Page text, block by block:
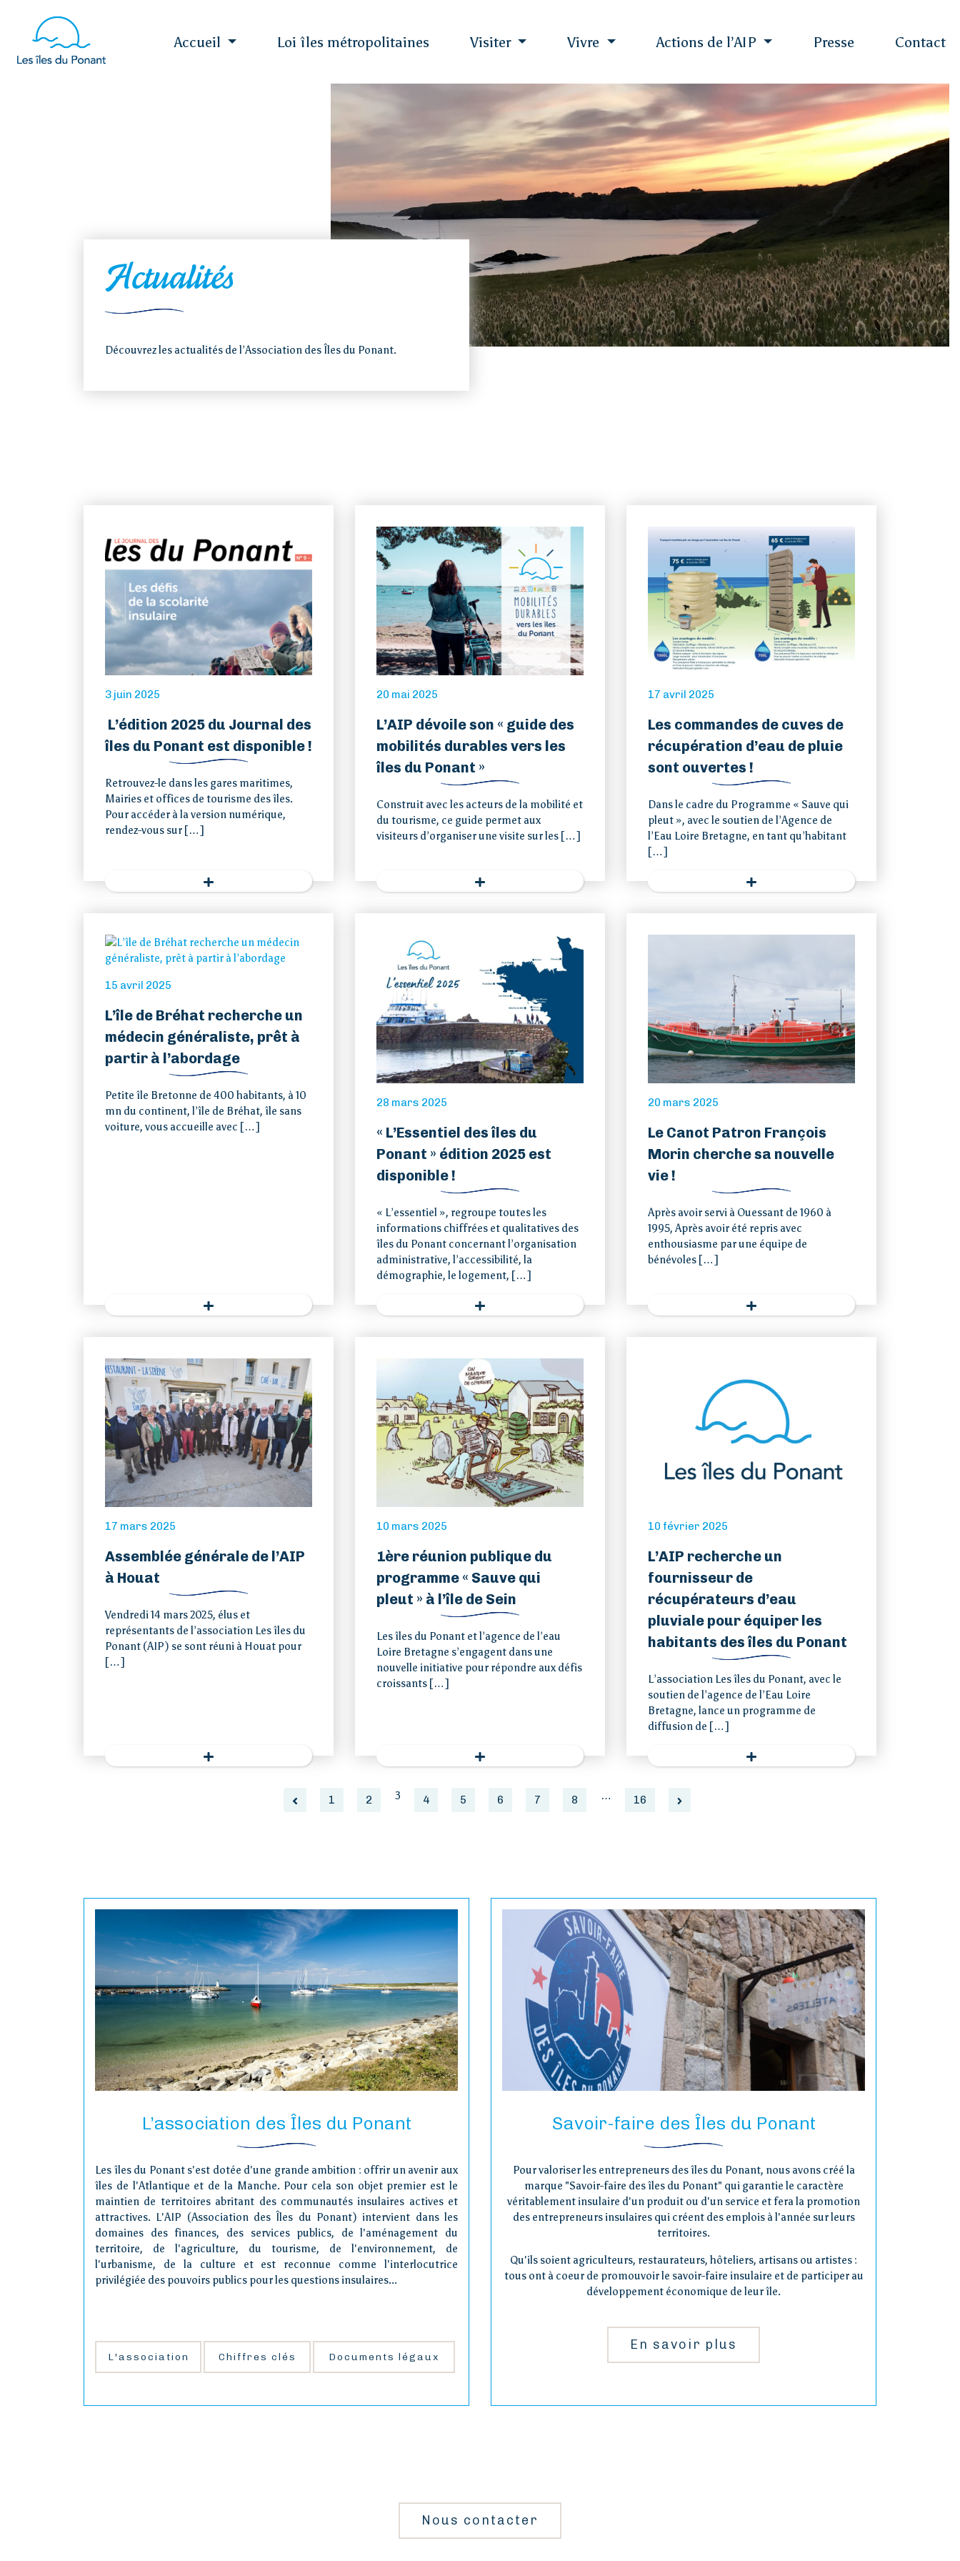
métropolitaines
Accueil Loi îles métropolitaines Visiter Vivre Actions de l’AIP Presse Contact
Actualités
Découvrez les actualités de l’Association des Îles du Ponant.
3 juin 2025
L’édition 2025 du Journal des
îles du Ponant est disponible !
Retrouvez-le dans les gares maritimes,
Mairies et offices de tourisme des îles.
Pour accéder à la version numérique,
rendez-vous sur […]
20 mai 2025
L’AIP dévoile son « guide des
mobilités durables vers les
îles du Ponant »
Construit avec les acteurs de la mobilité et
du tourisme, ce guide permet aux
visiteurs d’organiser une visite sur les […]
17 avril 2025
Les commandes de cuves de
récupération d’eau de pluie
sont ouvertes !
Dans le cadre du Programme « Sauve qui
pleut », avec le soutien de l’Agence de
l’Eau Loire Bretagne, en tant qu’habitant
[…]
15 avril 2025
L’île de Bréhat recherche un
médecin généraliste, prêt à
partir à l’abordage
Petite île Bretonne de 400 habitants, à 10
mn du continent, l’île de Bréhat, île sans
voiture, vous accueille avec […]
28 mars 2025
« L’Essentiel des îles du
Ponant » édition 2025 est
disponible !
« L’essentiel », regroupe toutes les
informations chiffrées et qualitatives des
îles du Ponant concernant l’organisation
administrative, l’accessibilité, la
démographie, le logement, […]
20 mars 2025
Le Canot Patron François
Morin cherche sa nouvelle
vie !
Après avoir servi à Ouessant de 1960 à
1995, Après avoir été repris avec
enthousiasme par une équipe de
bénévoles […]
17 mars 2025
Assemblée générale de l’AIP
à Houat
Vendredi 14 mars 2025, élus et
représentants de l’association Les îles du
Ponant (AIP) se sont réuni à Houat pour
[…]
10 mars 2025
1ère réunion publique du
programme « Sauve qui
pleut » à l’île de Sein
Les îles du Ponant et l’agence de l’eau
Loire Bretagne s’engagent dans une
nouvelle initiative pour répondre aux défis
croissants […]
10 février 2025
L’AIP recherche un
fournisseur de
récupérateurs d’eau
pluviale pour équiper les
habitants des îles du Ponant
L’association Les îles du Ponant, avec le
soutien de l’agence de l’Eau Loire
Bretagne, lance un programme de
diffusion de […]
1 2 3 4 5 6 7 8 … 16
L’association des Îles du Ponant
Les îles du Ponant s'est dotée d'une grande ambition : offrir un avenir aux
îles de l'Atlantique et de la Manche. Pour cela son objet premier est le
maintien de territoires abritant des communautés insulaires actives et
attractives. L'AIP (Association des Îles du Ponant) intervient dans les
domaines des finances, des services publics, de l'aménagement du
territoire, de l'agriculture, du tourisme, de l'environnement, de
l'urbanisme, de la culture et est reconnue comme l'interlocutrice
privilégiée des pouvoirs publics pour les questions insulaires...
L'association Chiffres clés Documents légaux
Savoir-faire des Îles du Ponant
Pour valoriser les entrepreneurs des îles du Ponant, nous avons créé la
marque "Savoir-faire des îles du Ponant" qui garantie le caractère
véritablement insulaire d'un produit ou d'un service et fera la promotion
des entrepreneurs insulaires qui créent des emplois à l'année sur leurs
territoires.
Qu'ils soient agriculteurs, restaurateurs, hôteliers, artisans ou artistes :
tous ont à coeur de promouvoir le savoir-faire insulaire et de participer au
développement économique de leur île.
En savoir plus
Nous contacter